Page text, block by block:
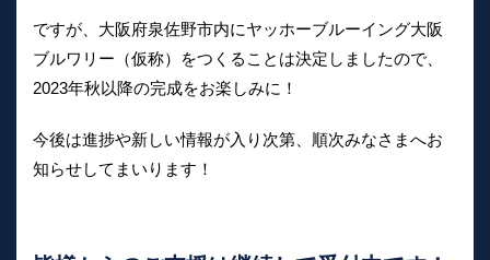
ですが、大阪府泉佐野市内にヤッホーブルーイング大阪
ブルワリー（仮称）をつくることは決定しましたので、
2023年秋以降の完成をお楽しみに！
今後は進捗や新しい情報が入り次第、順次みなさまへお
知らせしてまいります！